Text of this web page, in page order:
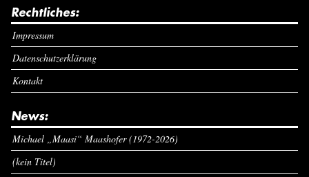
Rechtliches:
Impressum
Datenschutzerklärung
Kontakt
News:
Michael „Maasi“ Maashofer (1972-2026)
(kein Titel)